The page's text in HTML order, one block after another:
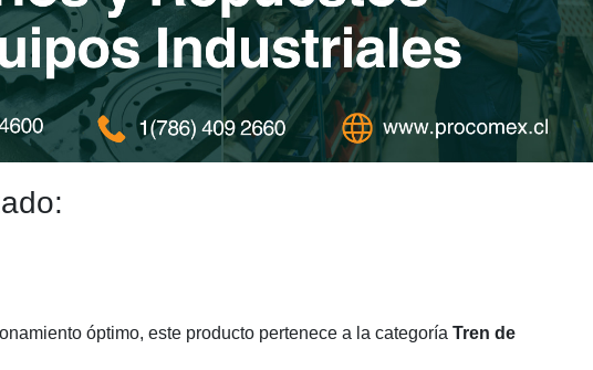
óptimo, este producto pertenece a la categoría Tren de